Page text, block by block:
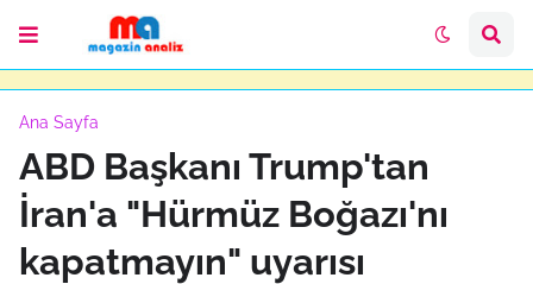
Ana Sayfa
ABD Başkanı Trump'tan
İran'a "Hürmüz Boğazı'nı
kapatmayın" uyarısı